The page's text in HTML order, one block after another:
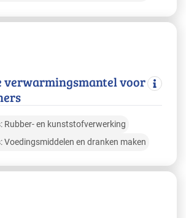
verwarmingsmantel voor
Rubber- en kunststofverwerking
Voedingsmiddelen en dranken maken